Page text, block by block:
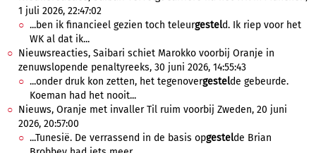
1 juli 2026, 22:47:02
...ben ik financieel gezien toch teleurgesteld. Ik riep voor het
WK al dat ik...
Nieuwsreacties, Saibari schiet Marokko voorbij Oranje in
zenuwslopende penaltyreeks, 30 juni 2026, 14:55:43
...onder druk kon zetten, het tegenovergestelde gebeurde.
Koeman had het nooit...
Nieuws, Oranje met invaller Til ruim voorbij Zweden, 20 juni
2026, 20:57:00
...Tunesië. De verrassend in de basis opgestelde Brian